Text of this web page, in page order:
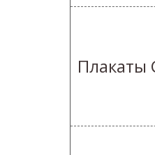
Плакаты